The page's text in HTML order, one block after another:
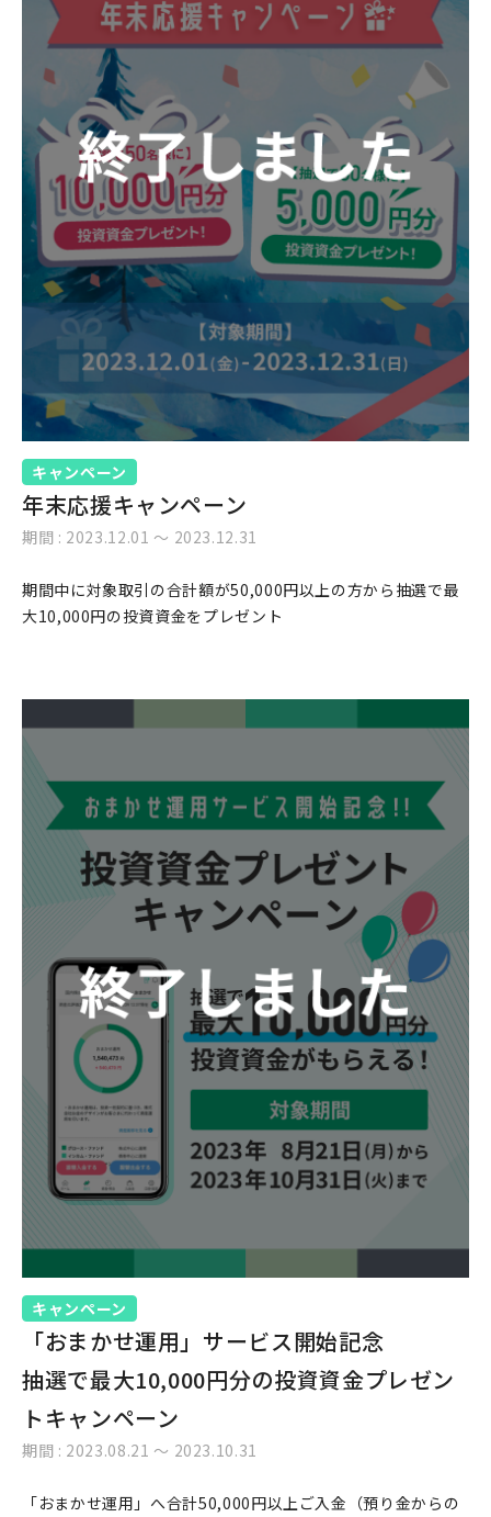
キャンペーン
年末応援キャンペーン
期間 : 2023.12.01 〜 2023.12.31
期間中に対象取引の合計額が50,000円以上の方から抽選で最
大10,000円の投資資金をプレゼント
キャンペーン
「おまかせ運用」サービス開始記念
抽選で最大10,000円分の投資資金プレゼン
トキャンペーン
期間 : 2023.08.21 〜 2023.10.31
「おまかせ運用」へ合計50,000円以上ご入金（預り金からの